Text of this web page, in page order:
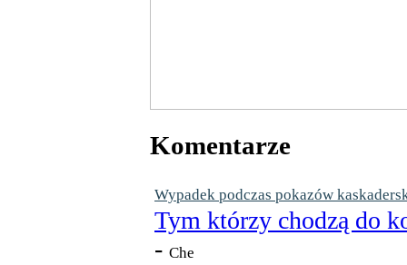
Komentarze
Wypadek podczas pokazów
Tym którzy chodzą do
- Che